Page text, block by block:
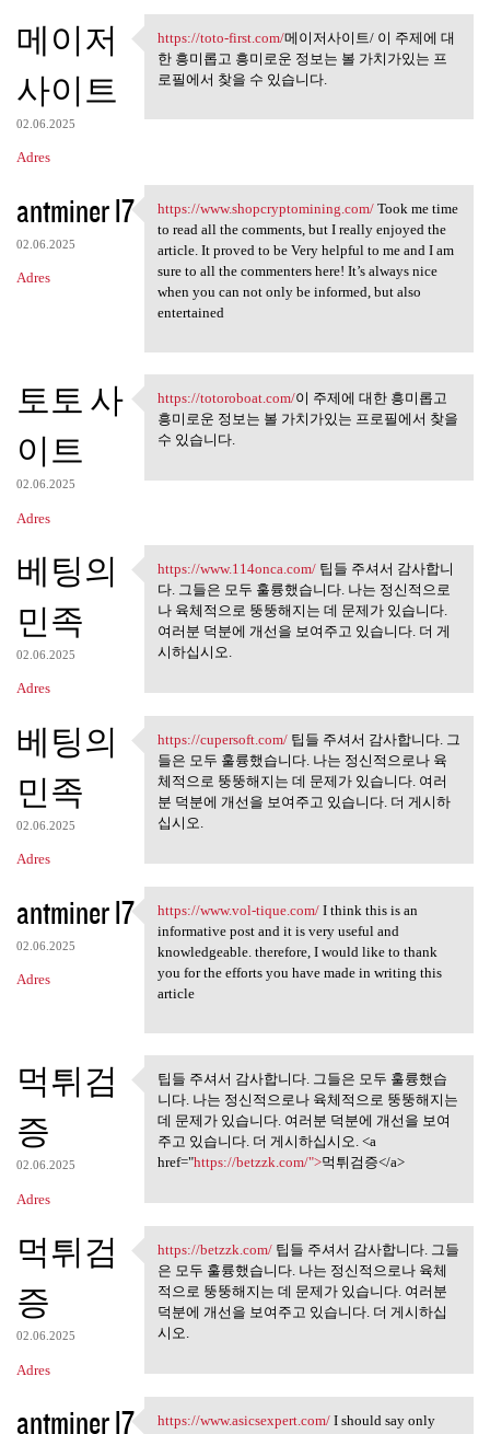
a
z
e
메이저
사이트
02.06.2025
Adres
https://toto-first.com/메이저사이트
https://toto-first.com/메이저사이트/ 이 주제에 대
한 흥미롭고 흥미로운 정보는 볼 가치가있는 프
로필에서 찾을 수 있습니다.
antminer l7
02.06.2025
Adres
https://www.shopcryptomining
https://www.shopcryptomining.com/Took me time
to read all the comments, but I really enjoyed the
article. It proved to be Very helpful to me and I am
sure to all the commenters here! It’s always nice
when you can not only be informed, but also
entertained
토토 사
이트
02.06.2025
Adres
https://totoroboat.com/이 주제에
https://totoroboat.com/이 주제에 대한 흥미롭고
흥미로운 정보는 볼 가치가있는 프로필에서 찾을
수 있습니다.
베팅의
민족
02.06.2025
Adres
https://www.114onca.com/ 팁들
https://www.114onca.com/팁들 주셔서 감사합니
다. 그들은 모두 훌륭했습니다. 나는 정신적으로
나 육체적으로 뚱뚱해지는 데 문제가 있습니다.
여러분 덕분에 개선을 보여주고 있습니다. 더 게
시하십시오.
베팅의
민족
02.06.2025
Adres
https://cupersoft.com/ 팁들 주셔서
https://cupersoft.com/팁들 주셔서 감사합니다. 그
들은 모두 훌륭했습니다. 나는 정신적으로나 육
체적으로 뚱뚱해지는 데 문제가 있습니다. 여러
분 덕분에 개선을 보여주고 있습니다. 더 게시하
십시오.
antminer l7
02.06.2025
Adres
https://www.vol-tique.com/ I
https://www.vol-tique.com/I think this is an
informative post and it is very useful and
knowledgeable. therefore, I would like to thank
you for the efforts you have made in writing this
article
먹튀검
증
02.06.2025
Adres
팁들 주셔서 감사합니다. 그들은
모두 훌륭했습니다.
팁들 주셔서 감사합니다. 그들은 모두 훌륭했습
니다. 나는 정신적으로나 육체적으로 뚱뚱해지는
데 문제가 있습니다. 여러분 덕분에 개선을 보여
주고 있습니다. 더 게시하십시오. <a
href="https://betzzk.com/">먹튀검증</a>
먹튀검
증
02.06.2025
Adres
https://betzzk.com/ 팁들 주셔서
https://betzzk.com/팁들 주셔서 감사합니다. 그들
은 모두 훌륭했습니다. 나는 정신적으로나 육체
적으로 뚱뚱해지는 데 문제가 있습니다. 여러분
덕분에 개선을 보여주고 있습니다. 더 게시하십
시오.
antminer l7 https://www.asicsexpert.com/I should say only